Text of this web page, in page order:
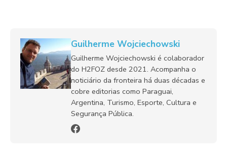
Guilherme Wojciechowski
Guilherme Wojciechowski é colaborador
do H2FOZ desde 2021. Acompanha o
noticiário da fronteira há duas décadas e
cobre editorias como Paraguai,
Argentina, Turismo, Esporte, Cultura e
Segurança Pública.